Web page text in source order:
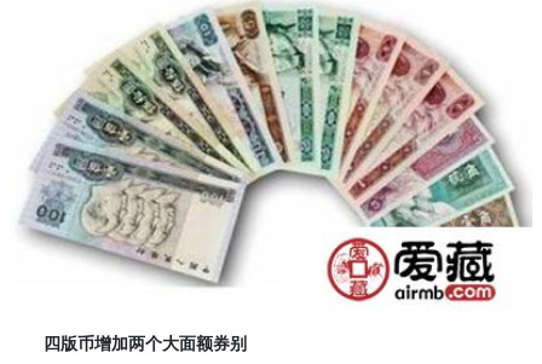
四版币增加两个大面额券别